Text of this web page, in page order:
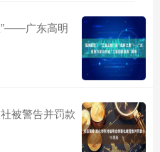
”——广东高明
被警告并罚款